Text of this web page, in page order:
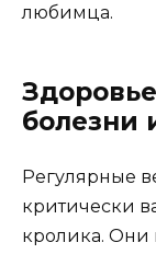
любимца.
болезни
Регулярные
критически
кролика. Они